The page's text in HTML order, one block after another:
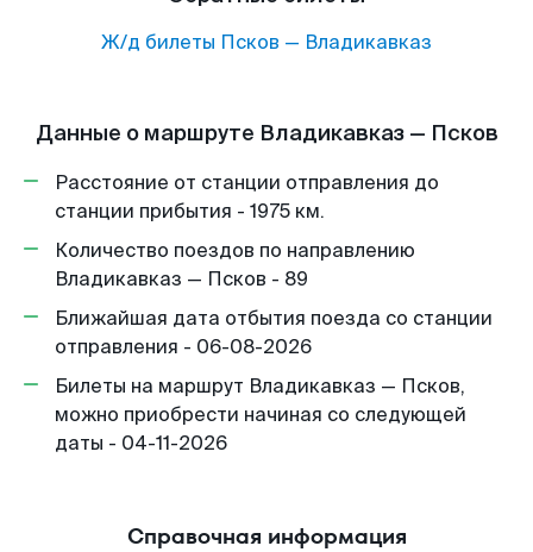
Ж/д билеты Псков — Владикавказ
Данные о маршруте Владикавказ — Псков
Расстояние от станции отправления до
станции прибытия - 1975 км.
Количество поездов по направлению
Владикавказ — Псков - 89
Ближайшая дата отбытия поезда со станции
отправления - 06-08-2026
Билеты на маршрут Владикавказ — Псков,
можно приобрести начиная со следующей
даты - 04-11-2026
Справочная информация